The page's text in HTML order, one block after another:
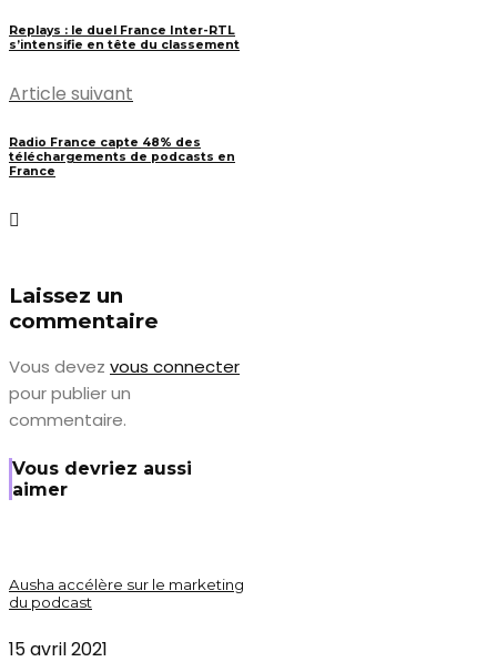
Replays : le duel France Inter-RTL
s’intensifie en tête du classement
Article suivant
Radio France capte 48% des
téléchargements de podcasts en
France
Laissez un
commentaire
Vous devez vous connecter
pour publier un
commentaire.
Vous devriez aussi
aimer
Ausha accélère sur le marketing
du podcast
15 avril 2021